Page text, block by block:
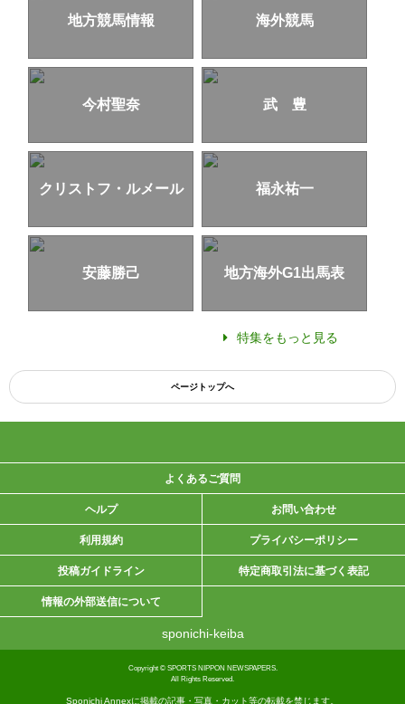
地方競馬情報 海外競馬
今村聖奈 武 豊
クリストフ・ルメール 福永祐一
安藤勝己 地方海外G1出馬表
特集をもっと見る
ページトップへ
よくあるご質問
ヘルプ お問い合わせ
利用規約 プライバシーポリシー
投稿ガイドライン 特定商取引法に基づく表記
情報の外部送信について
sponichi-keiba
Copyright © SPORTS NIPPON NEWSPAPERS.
All Rights Reserved.
Sponichi Annexに掲載の記事・写真・カット等の転載を禁じます。